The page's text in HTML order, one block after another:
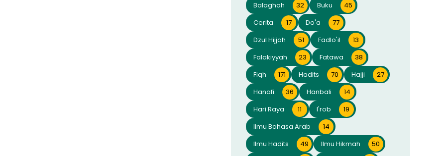
Balaghoh
32 Buku
45
Cerita
17 Do'a
77
Dzul Hijjah
51 Fadlo'il
13
Falakiyyah
23 Fatawa
38
Fiqh
171 Hadits 70 Hajji
27
Hanafi
36 Hanbali
14
Hari Raya
11 I'rob
19
Ilmu Bahasa Arab
14
Ilmu Hadits
49 Ilmu Hikmah
50